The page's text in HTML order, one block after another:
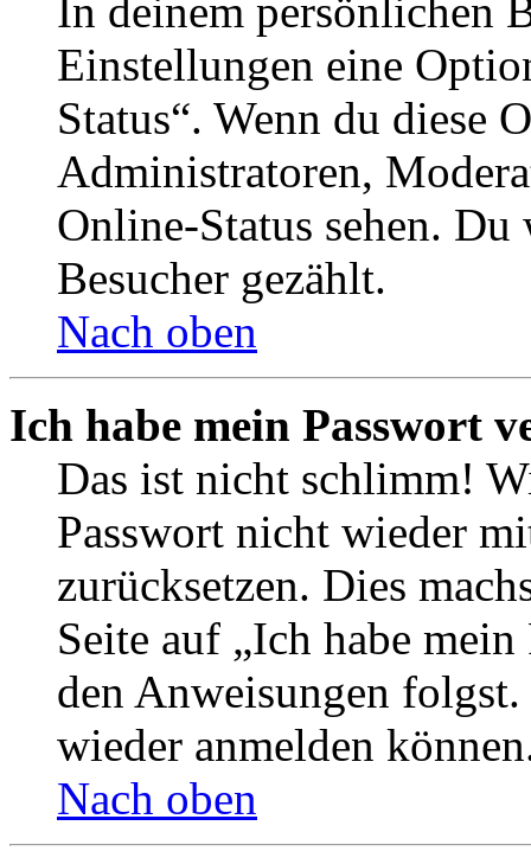
In deinem persönlichen
Einstellungen eine
Status“. Wenn du diese
Administratoren,
Online-Status sehen.
Besucher gezählt.
Nach oben
Ich habe mein Passwort
Das ist nicht schlimm!
Passwort nicht wieder
zurücksetzen. Dies
Seite auf „Ich habe
den Anweisungen
wieder anmelden
Nach oben